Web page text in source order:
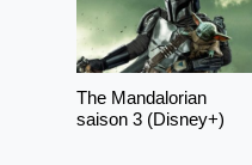
The Mandalorian
saison 3 (Disney+)